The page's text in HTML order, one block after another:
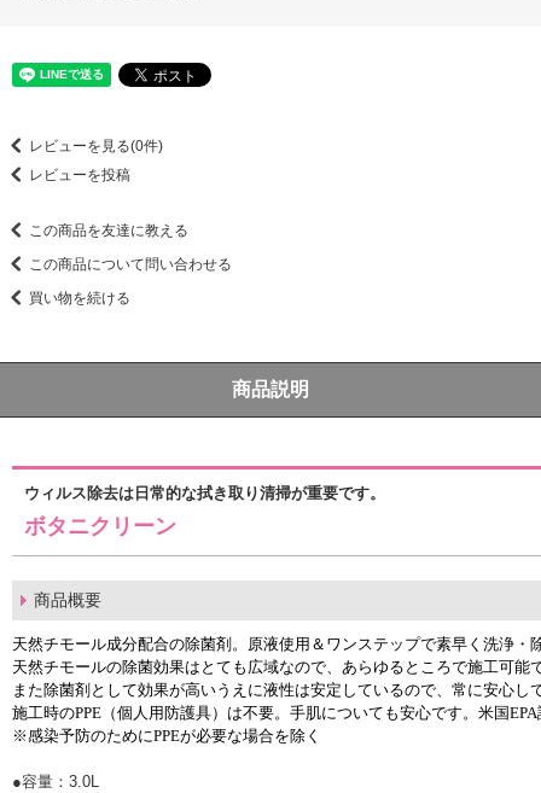
レビューを見る(0件)
レビューを投稿
この商品を友達に教える
この商品について問い合わせる
買い物を続ける
商品説明
ウィルス除去は日常的な拭き取り清掃が重要です。
ボタニクリーン
商品概要
天然チモール成分配合の除菌剤。原液使用＆ワンステップで素早く洗浄・
天然チモールの除菌効果はとても広域なので、あらゆるところで施工可能
また除菌剤として効果が高いうえに液性は安定しているので、常に安心し
施工時のPPE（個人用防護具）は不要。手肌についても安心です。米国
※感染予防のためにPPEが必要な場合を除く
●容量：3.0L